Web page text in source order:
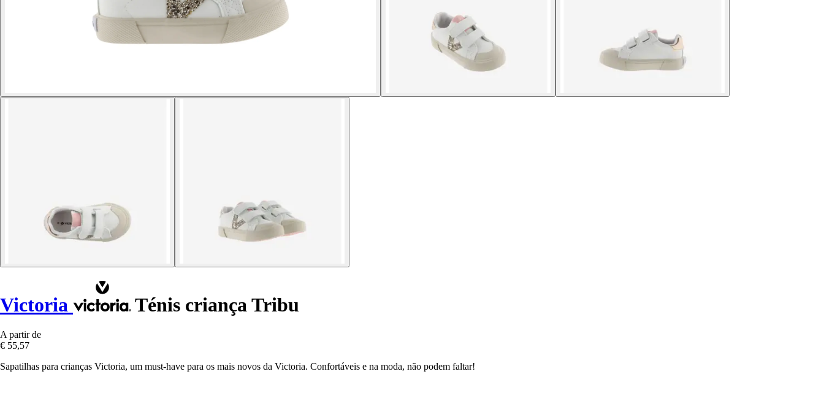
Victoria Ténis criança Tribu
A partir de
€ 55,57
Sapatilhas para crianças Victoria, um must-have para os mais novos da Victoria. Confortáveis e na moda, não podem faltar!